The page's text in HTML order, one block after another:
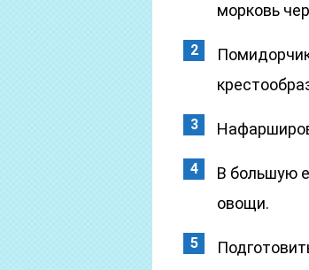
морковь
В большую
овощи.